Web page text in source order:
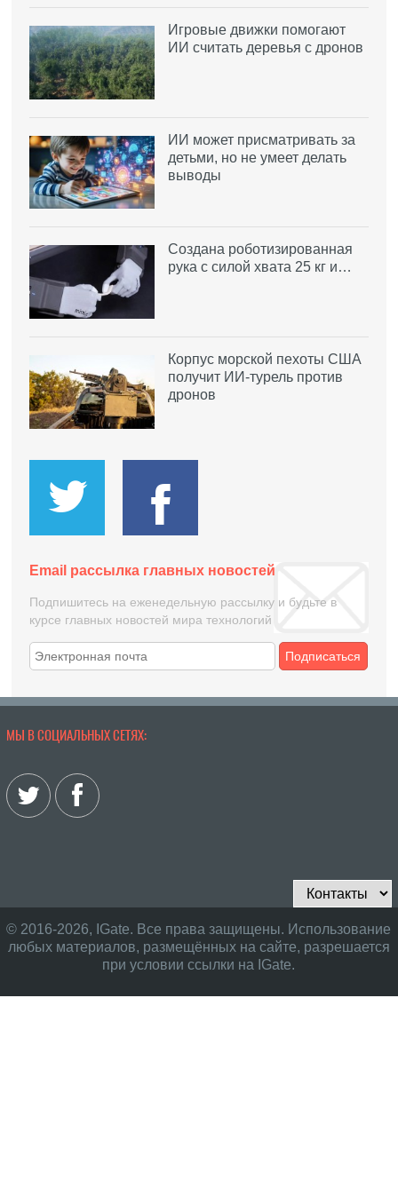
Игровые движки помогают
ИИ считать деревья с дронов
ИИ может присматривать за
детьми, но не умеет делать
выводы
Создана роботизированная
рука с силой хвата 25 кг и…
Корпус морской пехоты США
получит ИИ-турель против
дронов
Email рассылка главных новостей
Подпишитесь на еженедельную рассылку и будьте в
курсе главных новостей мира технологий
Подписаться
МЫ В СОЦИАЛЬНЫХ СЕТЯХ:
© 2016-2026, IGate. Все права защищены. Использование
любых материалов, размещённых на сайте, разрешается
при условии ссылки на IGate.